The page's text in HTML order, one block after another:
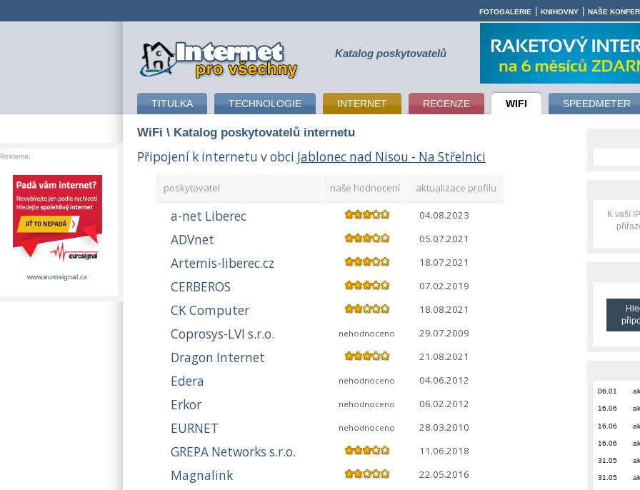
připojení k internetu Katalog poskytovatelů
TITULKA TECHNOLOGIE INTERNET RECENZE WIFI SPEEDMETER
FOTOGALERIE KNIHOVNY NAŠE
WiFi \ Katalog poskytovatelů internetu
Připojení k internetu v obci Jablonec nad Nisou - Na Střelnici
poskytovatel naše hodnocení aktualizace profilu
a-net Liberec 04.08.2023
ADVnet 05.07.2021
Artemis-liberec.cz 18.07.2021
CERBEROS 07.02.2019
CK Computer 18.08.2021
Coprosys-LVI s.r.o. nehodnoceno 29.07.2009
Dragon Internet 21.08.2021
Edera nehodnoceno 04.06.2012
Erkor nehodnoceno 06.02.2012
EURNET nehodnoceno 28.03.2010
GREPA Networks s.r.o. 11.06.2018
Magnalink 22.05.2016
K vaší
06.01
16.06
16.06
16.06
31.05
31.05
Reklama:
www.eurosignal.cz